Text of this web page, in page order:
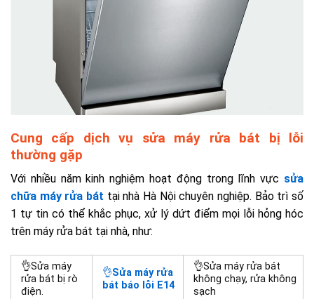
Cung cấp dịch vụ sửa máy rửa bát bị lỗi
thường gặp
Với nhiều năm kinh nghiệm hoạt động trong lĩnh vực sửa
chữa máy rửa bát tại nhà Hà Nội chuyên nghiệp. Bảo trì số
1 tự tin có thể khắc phục, xử lý dứt điểm mọi lỗi hỏng hóc
trên máy rửa bát tại nhà, như:
👌Sửa máy
rửa bát bị rò
điện.
👌Sửa máy rửa
bát báo lỗi E14
👌Sửa máy rửa bát
không chạy, rửa không
sạch